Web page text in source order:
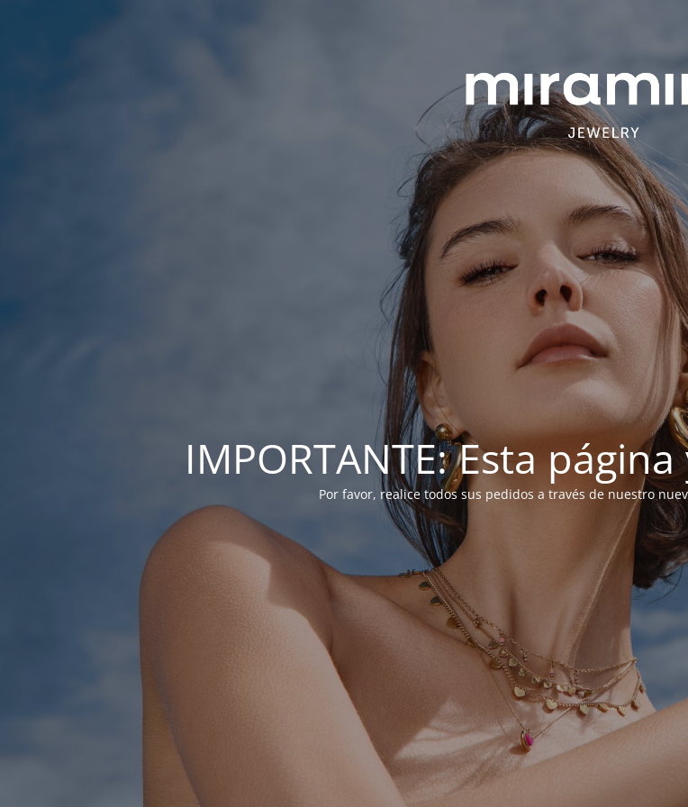
IMPORTANTE: Esta
Por favor, realice todos sus pedidos a través de nuestro